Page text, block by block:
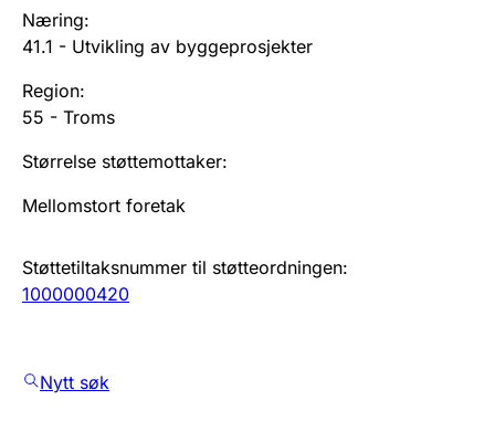
Næring:
41.1 - Utvikling av byggeprosjekter
Region:
55 - Troms
Størrelse støttemottaker:
Mellomstort foretak
Støttetiltaksnummer til støtteordningen:
1000000420
Nytt søk